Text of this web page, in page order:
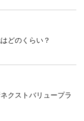
どのくらい？
クストバリュープラ